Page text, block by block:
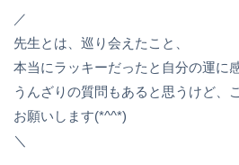
／
先生とは、巡り会えたこと、
本当にラッキーだったと自分の運に
うんざりの質問もあると思うけど、
お願いします(*^^*)
＼